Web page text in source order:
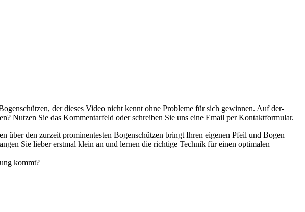
der dieses Video nicht kennt ohne Probleme für sich gewinnen. Auf der-
Nutzen Sie das Kommentarfeld oder schreiben Sie uns eine Email per Kontaktformular.
über den zurzeit prominentesten Bogenschützen bringt Ihren eigenen Pfeil und Bogen
Sie lieber erstmal klein an und lernen die richtige Technik für einen optimalen
kommt?